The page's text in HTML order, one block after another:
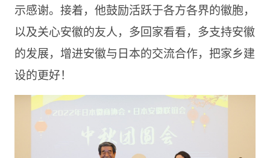
示感谢。接着，他鼓励活跃于各方各界的徽胞，
以及关心安徽的友人，多回家看看，多支持安徽
的发展，增进安徽与日本的交流合作，把家乡建
设的更好！